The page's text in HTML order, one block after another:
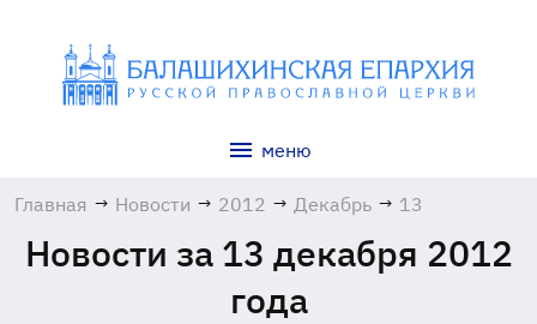
меню
Главная → Новости → 2012 → Декабрь → 13
Новости за 13 декабря 2012
года